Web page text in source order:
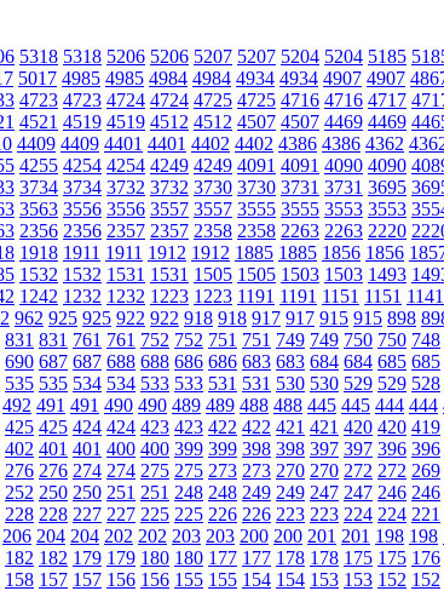
5318 5318 5206 5206 5207 5207 5204 5204 5185
5017 4985 4985 4984 4984 4934 4934 4907 4907
4723 4723 4724 4724 4725 4725 4716 4716 4717
4521 4519 4519 4512 4512 4507 4507 4469 4469
4409 4409 4401 4401 4402 4402 4386 4386 4362
4255 4254 4254 4249 4249 4091 4091 4090 4090
3734 3734 3732 3732 3730 3730 3731 3731 3695
3563 3556 3556 3557 3557 3555 3555 3553 3553
2356 2356 2357 2357 2358 2358 2263 2263 2220
1918 1911 1911 1912 1912 1885 1885 1856 1856
1532 1532 1531 1531 1505 1505 1503 1503 1493
1242 1232 1232 1223 1223 1191 1191 1151 1151 1141
962 925 925 922 922 918 918 917 917 915 915 898
831 831 761 761 752 752 751 751 749 749 750 750 748
690 687 687 688 688 686 686 683 683 684 684 685 685
535 535 534 534 533 533 531 531 530 530 529 529 528
492 491 491 490 490 489 489 488 488 445 445 444 444
425 425 424 424 423 423 422 422 421 421 420 420 419
402 401 401 400 400 399 399 398 398 397 397 396 396
276 276 274 274 275 275 273 273 270 270 272 272 269
252 250 250 251 251 248 248 249 249 247 247 246 246
228 228 227 227 225 225 226 226 223 223 224 224 221
206 204 204 202 202 203 203 200 200 201 201 198 198
182 182 179 179 180 180 177 177 178 178 175 175 176
158 157 157 156 156 155 155 154 154 153 153 152 152